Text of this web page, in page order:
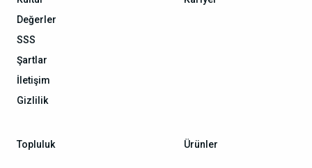
Değerler
SSS
Şartlar
İletişim
Gizlilik
Topluluk Ürünler